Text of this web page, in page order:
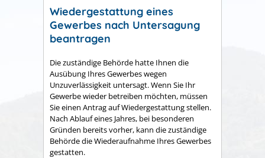
Wiedergestattung eines
Gewerbes nach Untersagung
beantragen
Die zuständige Behörde hatte Ihnen die
Ausübung Ihres Gewerbes wegen
Unzuverlässigkeit untersagt. Wenn Sie Ihr
Gewerbe wieder betreiben möchten, müssen
Sie einen Antrag auf Wiedergestattung stellen.
Nach Ablauf eines Jahres, bei besonderen
Gründen bereits vorher, kann die zuständige
Behörde die Wiederaufnahme Ihres Gewerbes
gestatten.